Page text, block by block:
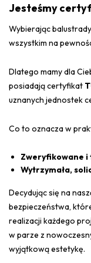
Jesteśmy
Wybierając
wszystkim na
Dlatego mamy dla
posiadają certyfikat
uznanych jednostek
Co to oznacza w
Zweryfikowane i
Wytrzymała,
Decydując się na
bezpieczeństwa,
realizacji każdego
w parze z
wyjątkową estetykę.